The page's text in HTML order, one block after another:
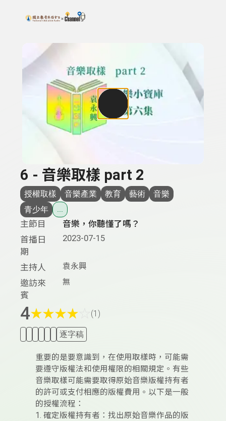
上方功能區塊
搜尋關鍵字：可輸入節目名稱、主持人或關鍵字
6 - 音樂取樣 part 2
授權取樣 音樂產業 教育 藝術
音樂
青少年
...
主節目
音樂，你聽懂了嗎？
首播日
期
2023-07-15
主持人 袁永興
邀訪來
賓
無
4★★★★ (1)
逐字稿
重要的是要意識到，在使用取樣時，可能需
要遵守版權法和使用權限的相關規定。有些
音樂取樣可能需要取得原始音樂版權持有者
的許可或支付相應的版權費用。以下是一般
的授權流程：
1. 確定版權持有者：找出原始音樂作品的版